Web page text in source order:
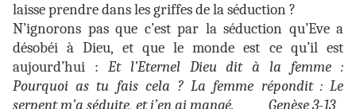
laisse prendre dans les griffes de la séduction ?
N’ignorons pas que c’est par la séduction qu’Eve a
désobéi à Dieu, et que le monde est ce qu’il est
aujourd’hui : Et l’Eternel Dieu dit à la femme :
Pourquoi as tu fais cela ? La femme répondit : Le
serpent m’a séduite, et j’en ai mangé. Genèse 3-13